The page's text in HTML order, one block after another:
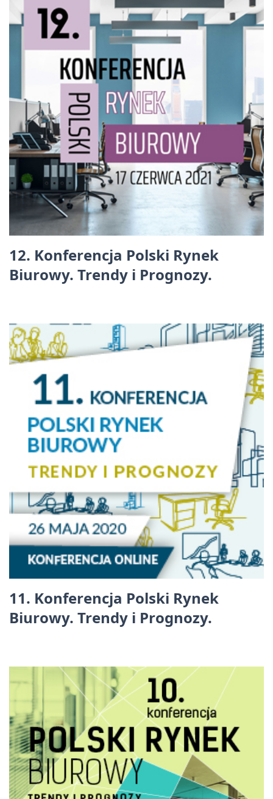
12. Konferencja Polski Rynek
Biurowy. Trendy i Prognozy.
11. Konferencja Polski Rynek
Biurowy. Trendy i Prognozy.